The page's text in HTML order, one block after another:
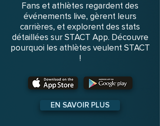
Fans et athlètes regardent des
événements live, gèrent leurs
carrières, et explorent des stats
détaillées sur STACT App. Découvre
pourquoi les athlètes veulent STACT
!
EN SAVOIR PLUS